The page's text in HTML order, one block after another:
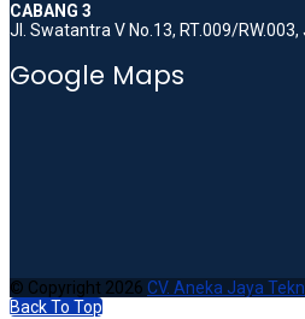
CABANG 3
Jl. Swatantra V No.13, RT.009/
Google Maps
© Copyright 2026 CV. Aneka Jaya
Back To Top